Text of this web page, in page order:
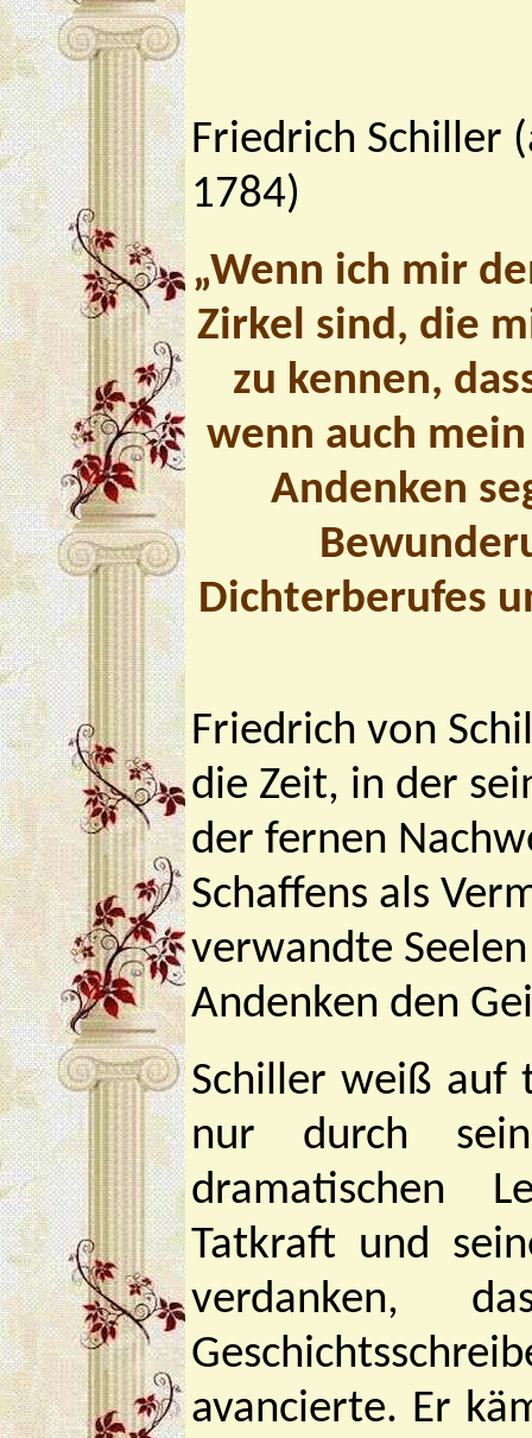
Friedrich Schiller
1784)
„Wenn ich mir
Zirkel sind, die
zu kennen,
wenn auch
Andenken
Dichterberufes
Friedrich von
die Zeit, in der
der fernen
Schaffens als
verwandte
Andenken den
Schiller weiß auf
nur durch
dramatischen
Tatkraft und
verdanken,
avancierte. Er